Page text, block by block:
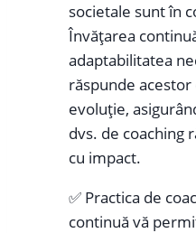
societale sunt în
Învățarea
adaptabilitatea
răspunde
evoluție,
dvs. de coaching
cu impact.
✅ Practica de
continuă vă